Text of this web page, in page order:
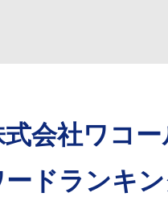
式会社ワコ
ードランキ